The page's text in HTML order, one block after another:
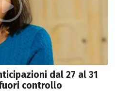
dal 27 al 31
controllo